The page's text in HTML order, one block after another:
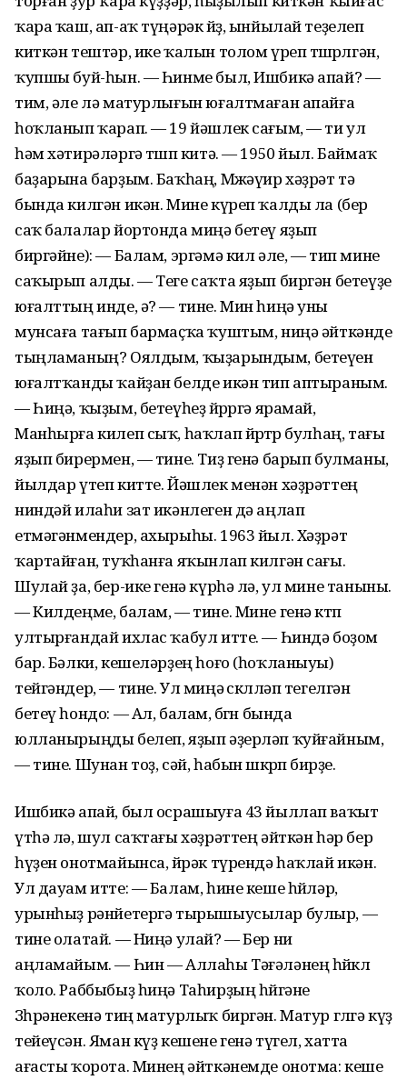
ҡара ҡаш, ап-аҡ түңәрәк йөҙ, ынйылай теҙелеп
киткән тештәр, ике ҡалын толом үреп төшөрөлгән,
ҡупшы буй-һын. — Һинме был, Ишбикә апай? —
тим, әле лә матурлығын юғалтмаған апайға
һоҡланып ҡарап. — 19 йәшлек сағым, — ти ул
һәм хәтирәләргә төшөп китә. — 1950 йыл. Баймаҡ
баҙарына барҙым. Баҡһаң, Мөжәүир хәҙрәт тә
бында килгән икән. Мине күреп ҡалды ла (бер
саҡ балалар йортонда миңә бетеү яҙып
биргәйне): — Балам, эргәмә кил әле, — тип мине
саҡырып алды. — Теге саҡта яҙып биргән бетеүҙе
юғалттың инде, ә? — тине. Мин һиңә уны
мунсаға тағып бармаҫҡа ҡуштым, ниңә әйткәнде
тыңламаның? Оялдым, ҡыҙарындым, бетеүен
юғалтҡанды ҡайҙан белде икән тип аптыраным.
— Һиңә, ҡыҙым, бетеүһеҙ йөрөргә ярамай,
Манһырға килеп сыҡ, һаҡлап йөрөтөр булһаң, тағы
яҙып бирермен, — тине. Тиҙ генә барып булманы,
йылдар үтеп китте. Йәшлек менән хәҙрәттең
ниндәй илаһи зат икәнлеген дә аңлап
етмәгәнмендер, ахырыһы. 1963 йыл. Хәҙрәт
ҡартайған, туҡһанға яҡынлап килгән сағы.
Шулай ҙа, бер-ике генә күрһә лә, ул мине таныны.
— Килдеңме, балам, — тине. Мине генә көтөп
ултырғандай ихлас ҡабул итте. — Һиндә боҙом
бар. Бәлки, кешеләрҙең һоғо (һоҡланыуы)
тейгәндер, — тине. Ул миңә өскөлләп тегелгән
бетеү һондо: — Ал, балам, бөгөн бында
юлланырыңды белеп, яҙып әҙерләп ҡуйғайным,
— тине. Шунан тоҙ, сәй, һабын өшкөрөп бирҙе.
Ишбикә апай, был осрашыуға 43 йыллап ваҡыт
үтһә лә, шул саҡтағы хәҙрәттең әйткән һәр бер
һүҙен онотмайынса, йөрәк түрендә һаҡлай икән.
Ул дауам итте: — Балам, һине кеше һөйләр,
урынһыҙ рәнйетергә тырышыусылар булыр, —
тине олатай. — Ниңә улай? — Бер ни
аңламайым. — Һин — Аллаһы Тәғәләнең һөйөклө
ҡоло. Раббыбыҙ һиңә Таһирҙың һөйгәне
Зөһрәнекенә тиң матурлыҡ биргән. Матур гөлгә күҙ
тейеүсән. Яман күҙ кешене генә түгел, хатта
ағасты ҡорота. Минең әйткәнемде онотма: кеше